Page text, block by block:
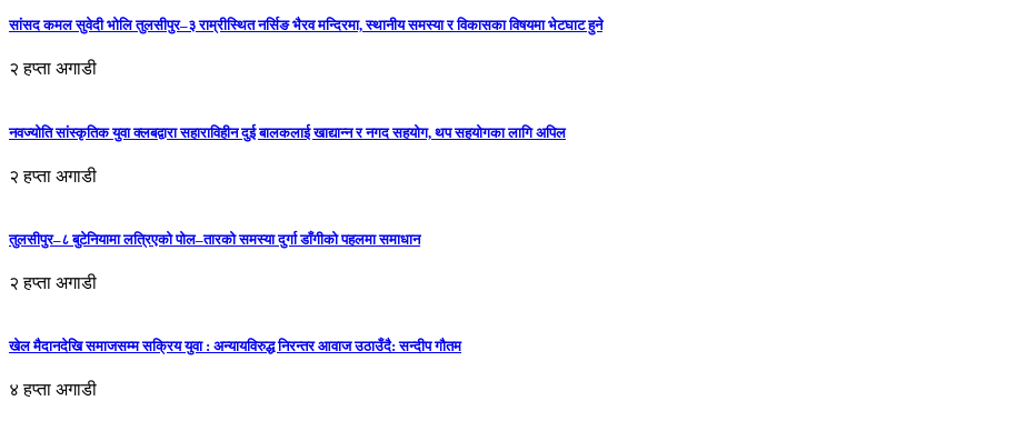
सांसद कमल सुवेदी भोलि तुलसीपुर–३ राम्रीस्थित नर्सिङ भैरव मन्दिरमा, स्थानीय समस्या र विकासका विषयमा भेटघाट हुने
२ हप्ता अगाडी
नवज्योति सांस्कृतिक युवा क्लबद्वारा सहाराविहीन दुई बालकलाई खाद्यान्न र नगद सहयोग, थप सहयोगका लागि अपिल
२ हप्ता अगाडी
तुलसीपुर–८ बुटेनियामा लत्रिएको पोल–तारको समस्या दुर्गा डाँगीको पहलमा समाधान
२ हप्ता अगाडी
खेल मैदानदेखि समाजसम्म सक्रिय युवा : अन्यायविरुद्ध निरन्तर आवाज उठाउँदै: सन्दीप गौतम
४ हप्ता अगाडी